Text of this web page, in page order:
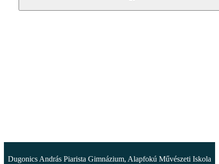
Dugonics András Piarista Gimnázium, Alapfokú Művészeti Iskola